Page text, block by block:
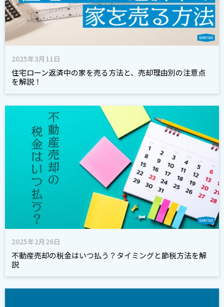
2025年3月11日
住宅ローン返済中の家を売る方法と、売却理由別の注意点
を解説！
2025年2月26日
不動産売却の税金はいつ払う？タイミングと節税方法を解
説